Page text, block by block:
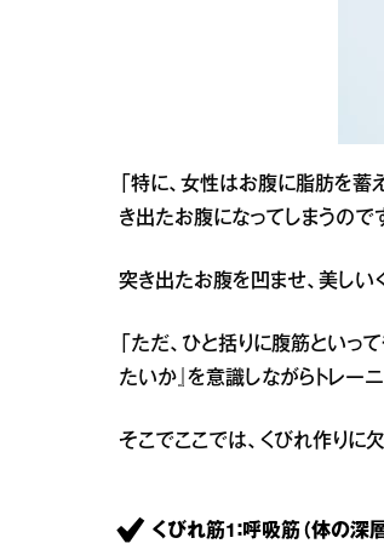
「特に、女性はお腹に脂肪を
き出たお腹になってしまうので
突き出たお腹を凹ませ、美しい
「ただ、ひと括りに腹筋といっ
たいか』を意識しながらトレー
そこでここでは、くびれ作りに
くびれ筋1：呼吸筋（体の深